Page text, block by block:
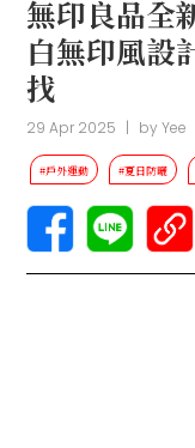
無印良品全
白無印風設
找
29 Apr 2025 | byYee
#戶外運動 #夏日防曬